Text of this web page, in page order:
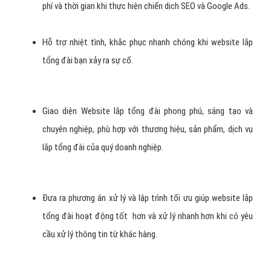
phí và thời gian khi thực hiện chiến dịch SEO và Google Ads.
Hỗ trợ nhiệt tình, khắc phục nhanh chóng khi website lắp
tổng đài bạn xảy ra sự cố.
Giao diện Website lắp tổng đài phong phú, sáng tạo và
chuyên nghiệp, phù hợp với thương hiệu, sản phẩm, dịch vụ
lắp tổng đài của quý doanh nghiệp.
Đưa ra phương án xử lý và lập trình tối ưu giúp website lắp
tổng đài hoạt động tốt hơn và xử lý nhanh hơn khi có yêu
cầu xử lý thông tin từ khác hàng.